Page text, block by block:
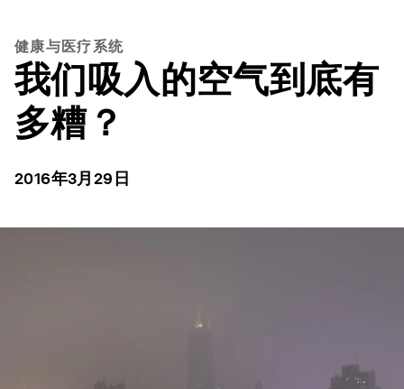
健康与医疗系统
我们吸入的空气到底有
多糟？
2016年3月29日